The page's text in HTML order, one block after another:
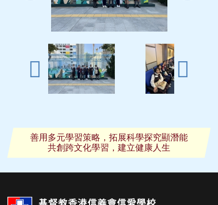
善用多元學習策略，拓展科學探究顯潛能
共創跨文化學習，建立健康人生